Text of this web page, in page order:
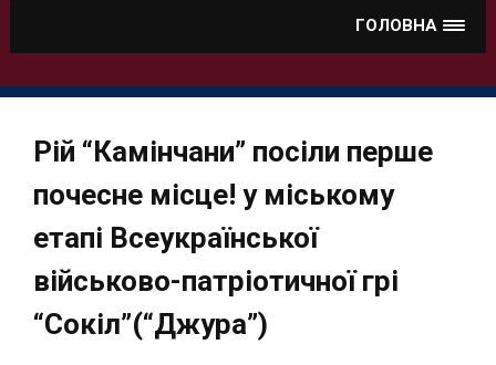
ГОЛОВНА
Рій “Камінчани” посіли перше
почесне місце! у міському
етапі Всеукраїнської
військово-патріотичної грі
“Сокіл”(“Джура”)